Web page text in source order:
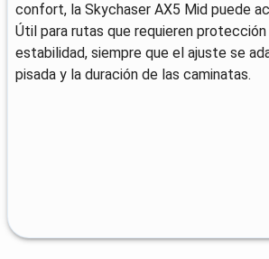
confort, la Skychaser AX5 Mid puede
Útil para rutas que requieren
estabilidad, siempre que el ajuste se
pisada y la duración de las caminatas.